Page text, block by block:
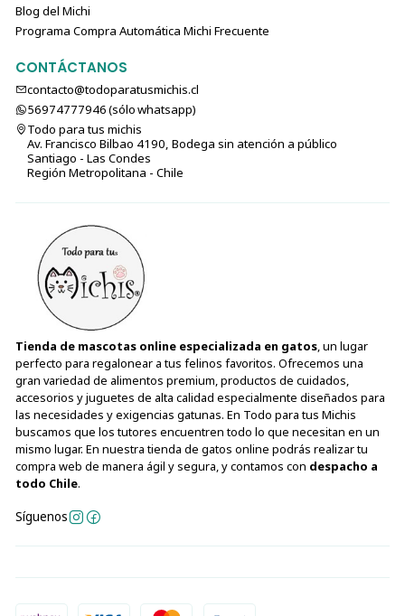
Agua
Salmón
Almidón de tapioca
Sabores naturales
Sabor natural de ostión
Goma guar
Goma xantana
Vitamina E
Extracto de té verde
Churu Salmón con Pollo (15 tubos)
Agua
Salmón
Almidón de tapioca
Sabores naturales
Sabor natural de salmón
Goma guar
Goma xantana
Vitamina E
Taurina
Extracto de té verde
📊 Análisis garantizado
Nutriente
Valor
Proteína cruda (mín.)5,5%
Blog del Michi
Programa Compra Automática Michi Frecuente
CONTÁCTANOS
contacto@todoparatusmichis.cl
56974777946 (sólo⁣⁣⁣⁣⁣​​​​​​​​​​​​​​​ whatsapp)
Todo para tus michis
Av. Francisco Bilbao 4190, Bodega sin atención a público
Santiago - Las Condes
Región Metropolitana - Chile
Tienda de mascotas online especializada en gatos, un lugar
perfecto para regalonear a tus felinos favoritos. Ofrecemos una
gran variedad de alimentos premium, productos de cuidados,
accesorios y juguetes de alta calidad especialmente diseñados para
las necesidades y exigencias gatunas. En Todo para tus Michis
buscamos que los tutores encuentren todo lo que necesitan en un
mismo lugar. En nuestra tienda de gatos online podrás realizar tu
compra web de manera ágil y segura, y contamos con despacho a
todo Chile.
Síguenos